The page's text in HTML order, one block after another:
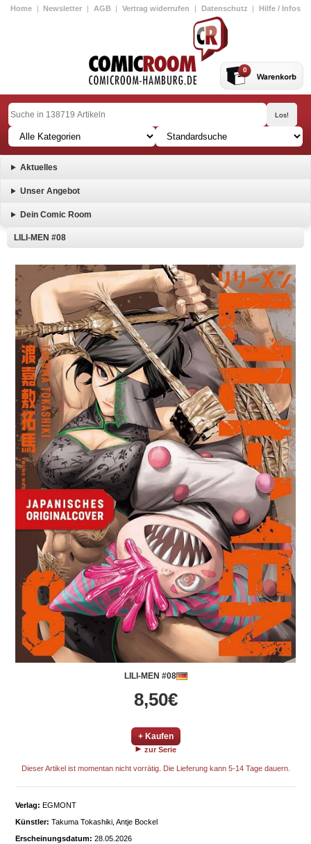
Home | Newsletter | AGB | Vertrag widerrufen | Datenschutz | Hilfe / Infos
0
Aktuelles
Unser Angebot
Dein Comic Room
LILI-MEN #08
LILI-MEN #08
8,50€
+ Kaufen
zur Serie
Dieser Artikel ist momentan nicht vorrätig. Die Lieferung kann 5-14 Tage dauern.
Verlag: EGMONT
Künstler: Takuma Tokashiki, Antje Bockel
Erscheinungsdatum: 28.05.2026